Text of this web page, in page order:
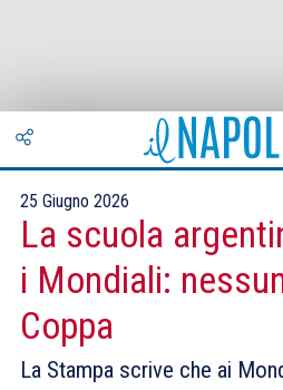
25 Giugno 2026
La scuola
i Mondiali:
Coppa
La Stampa scrive che ai